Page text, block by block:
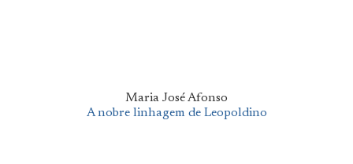
Maria José Afonso
A nobre linhagem de Leopoldino